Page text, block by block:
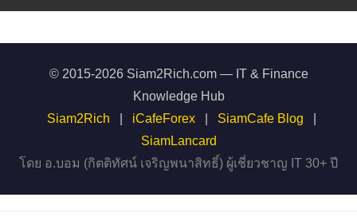
© 2015-2026 Siam2Rich.com — IT & Finance
Knowledge Hub
Siam2Rich
iCafeForex SiamCafe Blog
SiamLancard
โดย อ.บอม (กิตติทัศน์ เจริญพนาสิทธิ์) ผู้เชี่ยวชาญ IT 30+ ปี